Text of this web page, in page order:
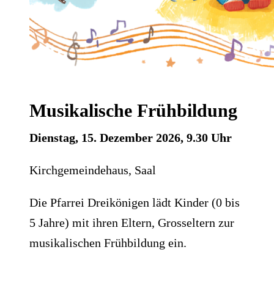
Musikalische Frühbildung
Dienstag, 15. Dezember 2026, 9.30 Uhr
Kirchgemeindehaus, Saal
Die Pfarrei Dreikönigen lädt Kinder (0 bis
5 Jahre) mit ihren Eltern, Grosseltern zur
musikalischen Frühbildung ein.